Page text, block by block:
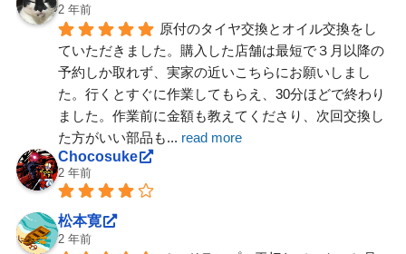
2 年前
原付のタイヤ交換とオイル交換をし
ていただきました。購入した店舗は最短で３月以降の
予約しか取れず、実家の近いこちらにお願いしまし
た。行くとすぐに作業してもらえ、30分ほどで終わり
ました。作業前に金額も教えてくださり、次回交換し
た方がいい部品も... read more
Chocosuke
2 年前
松本寛
2 年前